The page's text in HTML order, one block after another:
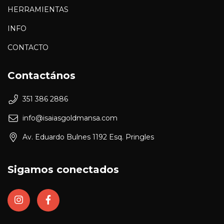
HERRAMIENTAS
INFO
CONTACTO
Contactános
351 386 2886
info@isaiasgoldmansa.com
Av. Eduardo Bulnes 1192 Esq. Pringles
Sigamos conectados